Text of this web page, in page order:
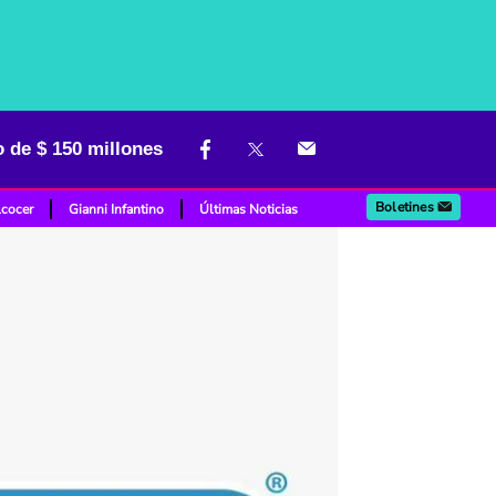
de $ 150 millones
Gianni Infantino Últimas Noticias Boletines